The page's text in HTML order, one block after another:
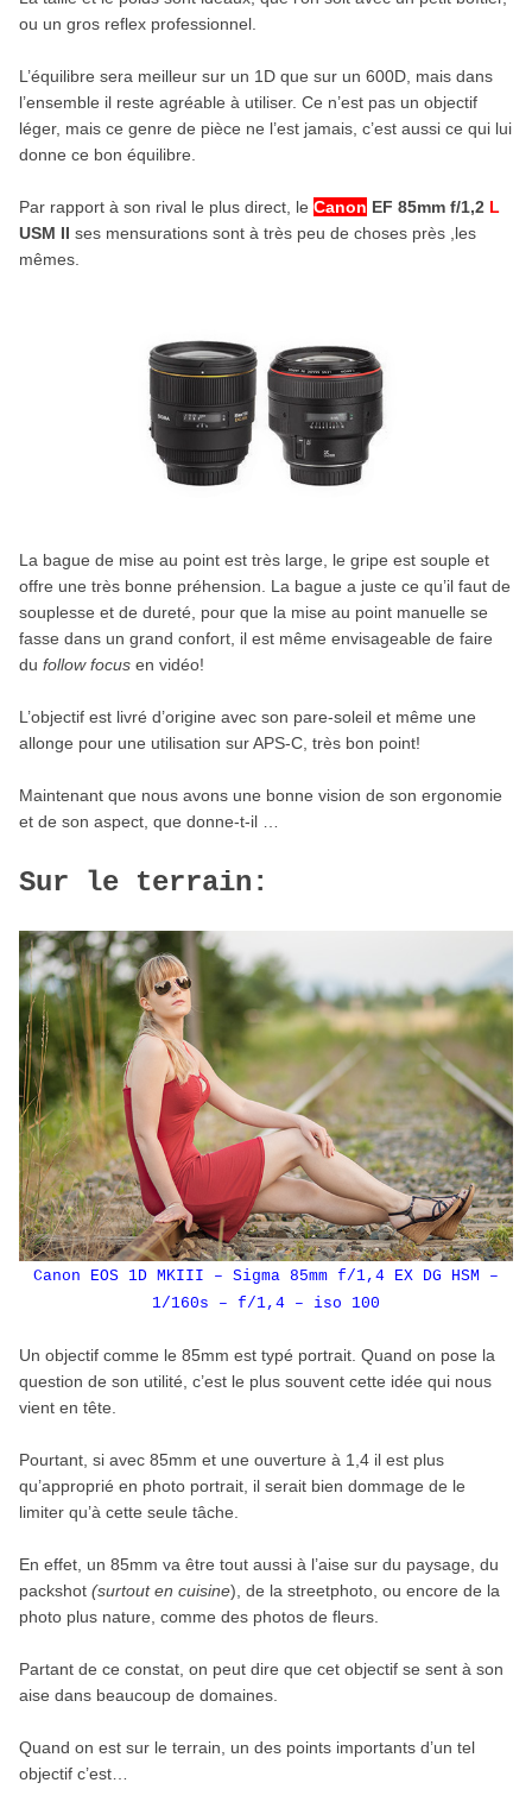
ou un gros reflex professionnel.
L’équilibre sera meilleur sur un 1D que sur un 600D, mais dans
l’ensemble il reste agréable à utiliser. Ce n’est pas un objectif
léger, mais ce genre de pièce ne l’est jamais, c’est aussi ce qui lui
donne ce bon équilibre.
Par rapport à son rival le plus direct, le Canon EF 85mm f/1,2L
USM II ses mensurations sont à très peu de choses près ,les
mêmes.
La bague de mise au point est très large, le gripe est souple et
offre une très bonne préhension. La bague a juste ce qu’il faut de
souplesse et de dureté, pour que la mise au point manuelle se
fasse dans un grand confort, il est même envisageable de faire
du follow focusen vidéo!
L’objectif est livré d’origine avec son pare-soleil et même une
allonge pour une utilisation sur APS-C, très bon point!
Maintenant que nous avons une bonne vision de son ergonomie
et de son aspect, que donne-t-il …
Sur le terrain:
Canon EOS 1D MKIII – Sigma 85mm f/1,4 EX DG HSM –
1/160s – f/1,4 – iso 100
Un objectif comme le 85mm est typé portrait. Quand on pose la
question de son utilité, c’est le plus souvent cette idée qui nous
vient en tête.
Pourtant, si avec 85mm et une ouverture à 1,4 il est plus
qu’approprié en photo portrait, il serait bien dommage de le
limiter qu’à cette seule tâche.
En effet, un 85mm va être tout aussi à l’aise sur du paysage, du
packshot (surtout en cuisine), de la streetphoto, ou encore de la
photo plus nature, comme des photos de fleurs.
Partant de ce constat, on peut dire que cet objectif se sent à son
aise dans beaucoup de domaines.
Quand on est sur le terrain, un des points importants d’un tel
objectif c’est…